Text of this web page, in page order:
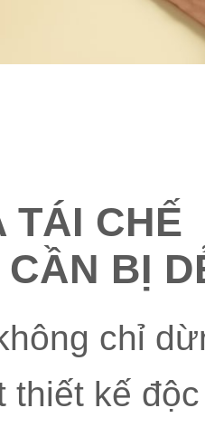
TÁI CHẾ
CẦN BỊ
chỉ
thiết kế độc